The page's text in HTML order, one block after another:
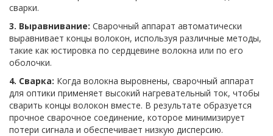
сварки.
3. Выравнивание: Сварочный аппарат автоматически
выравнивает концы волокон, используя различные методы,
такие как юстировка по сердцевине волокна или по его
оболочки.
4. Сварка: Когда волокна выровнены, сварочный аппарат
для оптики применяет высокий нагревательный ток, чтобы
сварить концы волокон вместе. В результате образуется
прочное сварочное соединение, которое минимизирует
потери сигнала и обеспечивает низкую дисперсию.